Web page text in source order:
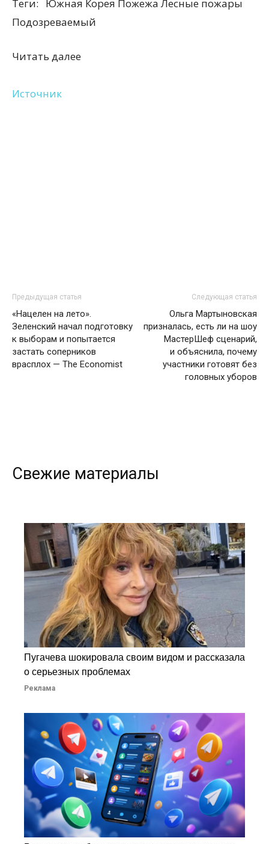
Теги:
Южная Корея Пожежа Лесные пожары
Подозреваемый
Читать далее
Источник
Предыдущая статья
«Нацелен на лето».
Зеленский начал подготовку
к выборам и попытается
застать соперников
врасплох — The Economist
Следующая статья
Ольга Мартыновская
призналась, есть ли на шоу
МастерШеф сценарий,
и объяснила, почему
участники готовят без
головных уборов
Свежие материалы
Пугачева шокировала своим видом и рассказала
о серьезных проблемах
Реклама